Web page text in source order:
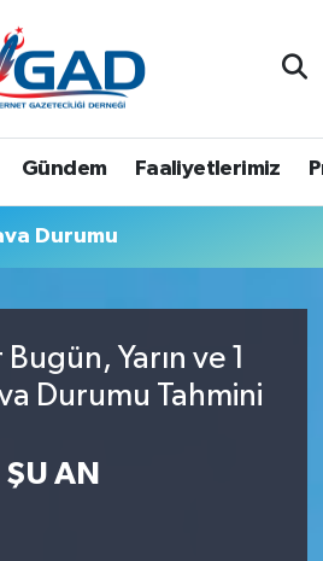
Gündem Faaliyetlerimiz
Durumu
Yarın ve 1
Durumu Tahmini
ŞU AN